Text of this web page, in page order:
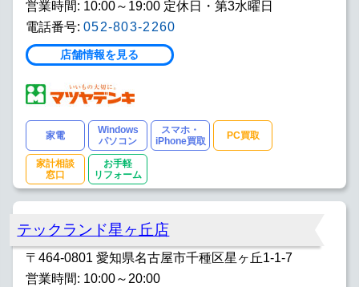
営業時間: 10:00～19:00 定休日・第3水曜日
電話番号: 052-803-2260
店舗情報を見る
家電
Windows
パソコン
スマホ・
iPhone買取
PC買取
家計相談
窓口
お手軽
リフォーム
テックランド星ヶ丘店
〒464-0801 愛知県名古屋市千種区星ヶ丘1-1-7
営業時間: 10:00～20:00